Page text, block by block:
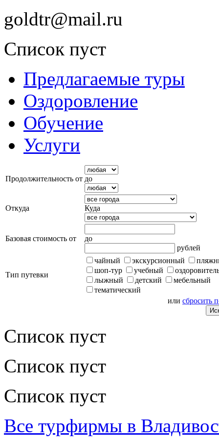
goldtr@mail.ru
Список пуст
Предлагаемые туры
Оздоровление
Обучение
Услуги
Продолжительность от до
Откуда Куда
Базовая стоимость от
до
рублей
Тип путевки
чайный экскурсионный
шоп-тур
учебный
лыжный
детский
мебельный
тематический
или сбросить
Список пуст
Список пуст
Список пуст
Все турфирмы в